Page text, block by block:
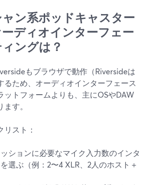
ン系ポッドキャスター
ディオインターフェー
ングは？
もブラウザで動作（Riversideは
るため、オーディオインターフェース
ットフォームよりも、主にOSやDAW
す。
スト：
ションに必要なマイク入力数のインタ
選ぶ（例：2〜4 XLR、2人のホスト＋